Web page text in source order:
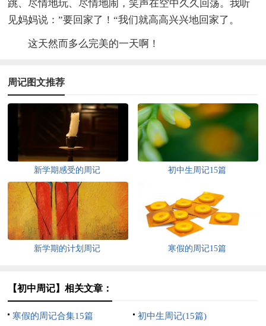
跳、尽情地玩、尽情地闹，笑声在空中久久回荡。我听
见妈妈说：”要回家了！“我们就高高兴兴地回家了。
这天然而多么完美的一天啊！
周记图文推荐
新学期感受的周记 初中生周记15篇
新学期的计划周记 寒假的周记15篇
【初中周记】相关文章：
寒假的周记合集15篇 初中生周记(15篇)